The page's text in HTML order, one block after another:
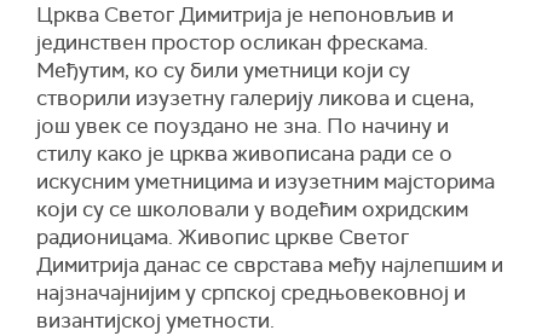
Црква Светог Димитрија је непоновљив и
јединствен простор осликан фрескама.
Међутим, ко су били уметници који су
створили изузетну галерију ликова и сцена,
још увек се поуздано не зна. По начину и
стилу како је црква живописана ради се о
искусним уметницима и изузетним мајсторима
који су се школовали у водећим охридским
радионицама. Живопис цркве Светог
Димитрија данас се сврстава међу најлепшим и
најзначајнијим у српској средњовековној и
византијској уметности.